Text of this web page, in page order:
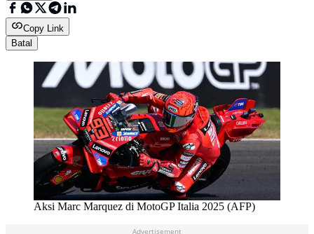
Copy Link
Batal
Aksi Marc Marquez di MotoGP Italia 2025 (AFP)
Advertisement